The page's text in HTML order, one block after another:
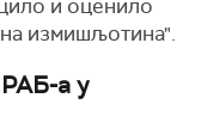
и оценило
измишљотина".
а у